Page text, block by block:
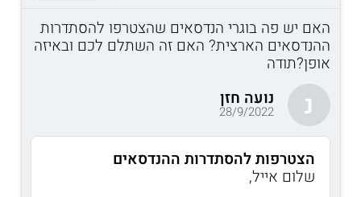
האם יש פה בוגרי הנדסאים שהצטרפו להסתדרות
ההנדסאים הארצית? האם זה השתלם לכם ובאיזה
אופן?תודה
נ נועה חזן
28/9/2022
הצטרפות להסתדרות ההנדסאים
שלום אייל,